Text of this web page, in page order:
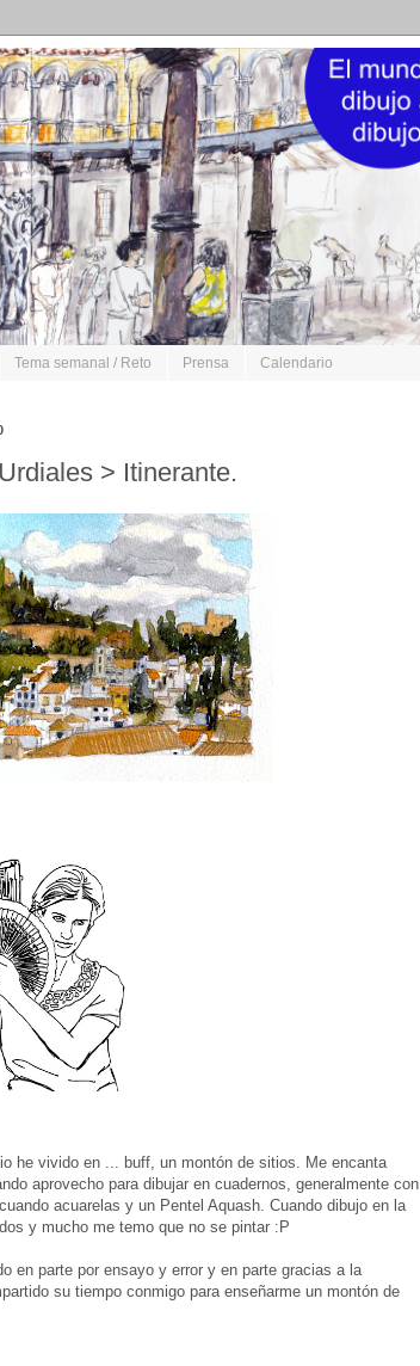
Tema semanal / Reto Prensa Calendario
> Itinerante.
he vivido en ... buff, un montón de sitios. Me encanta
aprovecho para dibujar en cuadernos, generalmente con
acuarelas y un Pentel Aquash. Cuando dibujo en la
y mucho me temo que no se pintar :P
en parte por ensayo y error y en parte gracias a la
su tiempo conmigo para enseñarme un montón de